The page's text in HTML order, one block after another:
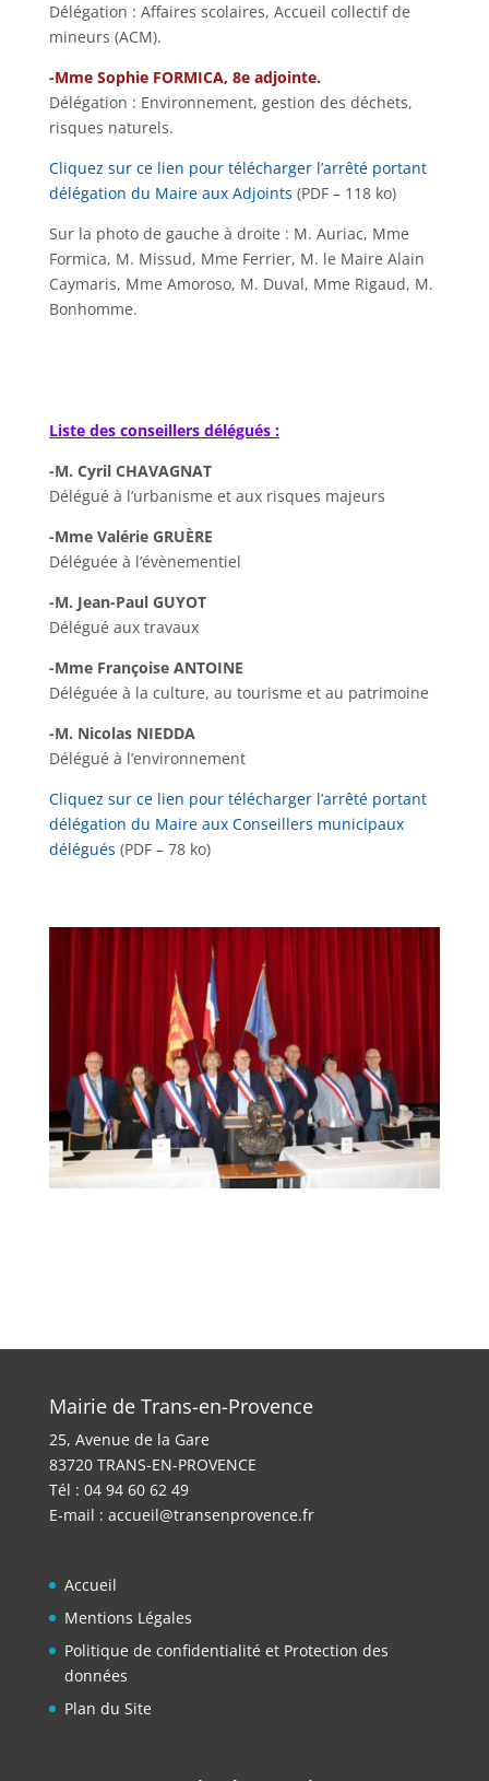
Délégation : Affaires scolaires, Accueil collectif de
mineurs (ACM).
-Mme Sophie FORMICA, 8e adjointe.
Délégation : Environnement, gestion des déchets,
risques naturels.
Cliquez sur ce lien pour télécharger l’arrêté portant
délégation du Maire aux Adjoints (PDF – 118 ko)
Sur la photo de gauche à droite : M. Auriac, Mme
Formica, M. Missud, Mme Ferrier, M. le Maire Alain
Caymaris, Mme Amoroso, M. Duval, Mme Rigaud, M.
Bonhomme.
Liste des conseillers délégués :
-M. Cyril CHAVAGNAT
Délégué à l’urbanisme et aux risques majeurs
-Mme Valérie GRUÈRE
Déléguée à l’évènementiel
-M. Jean-Paul GUYOT
Délégué aux travaux
-Mme Françoise ANTOINE
Déléguée à la culture, au tourisme et au patrimoine
-M. Nicolas NIEDDA
Délégué à l’environnement
Cliquez sur ce lien pour télécharger l’arrêté portant
délégation du Maire aux Conseillers municipaux
délégués (PDF – 78 ko)
Mairie de Trans-en-Provence
25, Avenue de la Gare
83720 TRANS-EN-PROVENCE
Tél : 04 94 60 62 49
E-mail : accueil@transenprovence.fr
Accueil
Mentions Légales
Politique de confidentialité et Protection des
données
Plan du Site